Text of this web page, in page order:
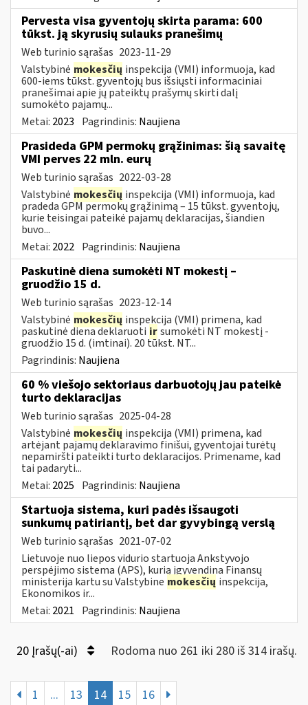
Pervesta visa gyventojų skirta parama: 600
tūkst. ją skyrusių sulauks pranešimų
Web turinio sąrašas 2023-11-29
Valstybinė mokesčių inspekcija (VMI) informuoja, kad
600-iems tūkst. gyventojų bus išsiųsti informaciniai
pranešimai apie jų pateiktų prašymų skirti dalį
sumokėto pajamų...
Metai: 2023 Pagrindinis: Naujiena
Prasideda GPM permokų grąžinimas: šią savaitę
VMI perves 22 mln. eurų
Web turinio sąrašas 2022-03-28
Valstybinė mokesčių inspekcija (VMI) informuoja, kad
pradeda GPM permokų grąžinimą – 15 tūkst. gyventojų,
kurie teisingai pateikė pajamų deklaracijas, šiandien
buvo...
Metai: 2022 Pagrindinis: Naujiena
Paskutinė diena sumokėti NT mokestį –
gruodžio 15 d.
Web turinio sąrašas 2023-12-14
Valstybinė mokesčių inspekcija (VMI) primena, kad
paskutinė diena deklaruoti irsumokėti NT mokestį -
gruodžio 15 d. (imtinai). 20 tūkst. NT...
Pagrindinis: Naujiena
60 % viešojo sektoriaus darbuotojų jau pateikė
turto deklaracijas
Web turinio sąrašas 2025-04-28
Valstybinė mokesčių inspekcija (VMI) primena, kad
artėjant pajamų deklaravimo finišui, gyventojai turėtų
nepamiršti pateikti turto deklaracijos. Primename, kad
tai padaryti...
Metai: 2025 Pagrindinis: Naujiena
Startuoja sistema, kuri padės išsaugoti
sunkumų patiriantį, bet dar gyvybingą verslą
Web turinio sąrašas 2021-07-02
Lietuvoje nuo liepos vidurio startuoja Ankstyvojo
perspėjimo sistema (APS), kurią įgyvendina Finansų
ministerija kartu su Valstybine mokesčių inspekcija,
Ekonomikos ir...
Metai: 2021 Pagrindinis: Naujiena
20 Įrašų(-ai) Rodoma nuo 261 iki 280 iš 314 irašų.
1 ... 13 14 15 16